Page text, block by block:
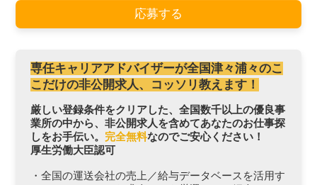
応募する
専任キャリアアドバイザーが全国津々浦々のこ
こだけの非公開求人、コッソリ教えます！
厳しい登録条件をクリアした、全国数千以上の優良事
業所の中から、非公開求人を含めてあなたのお仕事探
しをお手伝い。 完全無料なのでご安心ください！
厚生労働大臣認可
・全国の運送会社の売上／給与データベースを活用す